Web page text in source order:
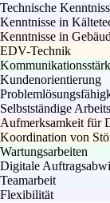
Technische
Kenntnisse in
Kenntnisse in
EDV-Technik
Kundenorientierung
Selbstständige
Aufmerksamkeit für
Koordination von
Wartungsarbeiten
Digitale
Teamarbeit
Flexibilität